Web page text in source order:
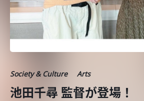
Society & Culture Arts
池田千尋 監督が登場！